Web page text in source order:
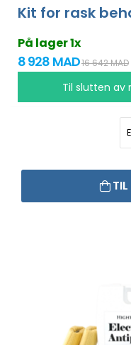
Kit for rask
På lager 1x
8 928 MAD16 642 MAD
Til slutten av